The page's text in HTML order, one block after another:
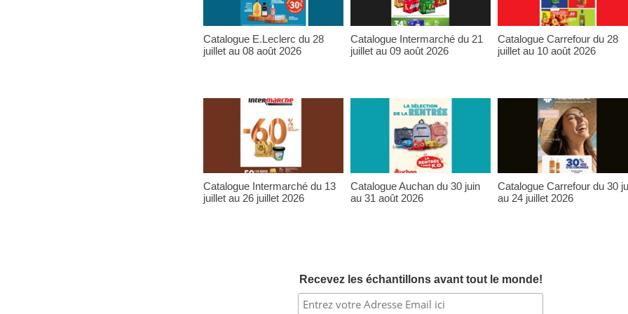
Catalogue E.Leclerc du 28
juillet au 08 août 2026
Catalogue Intermarché du 21
juillet au 09 août 2026
Catalogue Carrefour du 28
juillet au 10 août 2026
Catalogue Intermarché du 13
juillet au 26 juillet 2026
Catalogue Auchan du 30 juin
au 31 août 2026
Catalogue Carrefour du 30
au 24 juillet 2026
Recevez les échantillons avant tout le monde!